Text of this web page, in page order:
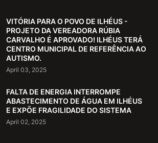
VITÓRIA PARA O POVO DE ILHÉUS -
PROJETO DA VEREADORA RÚBIA
CARVALHO É APROVADO! ILHÉUS TERÁ
CENTRO MUNICIPAL DE REFERÊNCIA AO
AUTISMO.
April 03, 2025
FALTA DE ENERGIA INTERROMPE
ABASTECIMENTO DE ÁGUA EM ILHÉUS
E EXPÕE FRAGILIDADE DO SISTEMA
April 02, 2025